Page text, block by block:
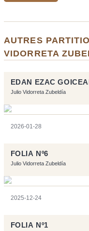
AUTRES
VIDORRETA
EDAN EZAC
Julio Vidorreta Zubeldía
2026-01-28
FOLIA Nº6
Julio Vidorreta Zubeldía
2025-12-24
FOLIA Nº1